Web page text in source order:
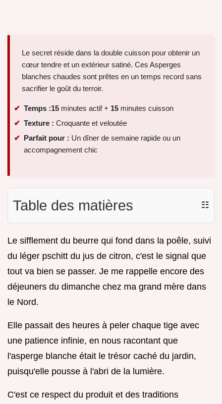
Le secret réside dans la double cuisson pour obtenir un
cœur tendre et un extérieur satiné. Ces Asperges
blanches chaudes sont prêtes en un temps record sans
sacrifier le goût du terroir.
Temps :15 minutes actif + 15 minutes cuisson
Texture : Croquante et veloutée
Parfait pour : Un dîner de semaine rapide ou un
accompagnement chic
Table des matières ☷
Le sifflement du beurre qui fond dans la poêle, suivi
du léger pschitt du jus de citron, c'est le signal que
tout va bien se passer. Je me rappelle encore des
déjeuners du dimanche chez ma grand mère dans
le Nord.
Elle passait des heures à peler chaque tige avec
une patience infinie, en nous racontant que
l'asperge blanche était le trésor caché du jardin,
puisqu'elle pousse à l'abri de la lumière.
C'est ce respect du produit et des traditions